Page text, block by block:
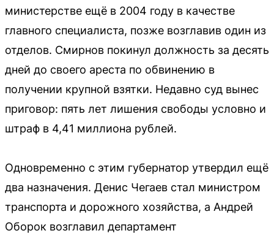
министерстве ещё в 2004 году в качестве
главного специалиста, позже возглавив один из
отделов. Смирнов покинул должность за десять
дней до своего ареста по обвинению в
получении крупной взятки. Недавно суд вынес
приговор: пять лет лишения свободы условно и
штраф в 4,41 миллиона рублей.
Одновременно с этим губернатор утвердил ещё
два назначения. Денис Чегаев стал министром
транспорта и дорожного хозяйства, а Андрей
Оборок возглавил департамент